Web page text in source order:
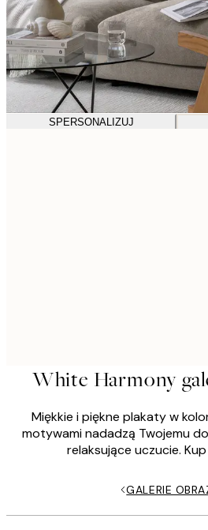
SPERSONALIZUJ
White Harmony
Miękkie i piękne plakaty w
motywami nadadzą Twojemu
relaksujące uczucie.
GALERIE